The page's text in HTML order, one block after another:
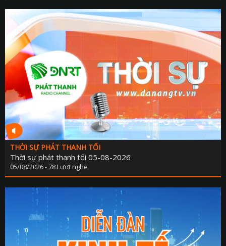
THỜI SỰ PHÁT THANH TỐI
Thời sự phát thanh tối 05-08-2026
05/08/2026 - 78 Lượt nghe